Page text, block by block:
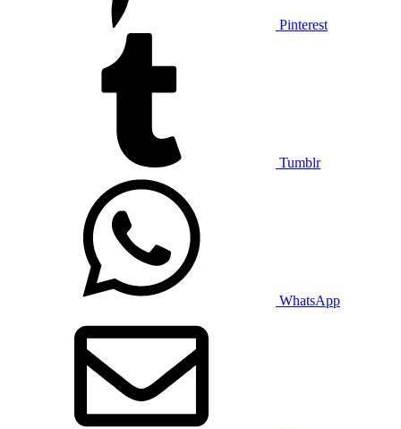
Pinterest
Tumblr
WhatsApp